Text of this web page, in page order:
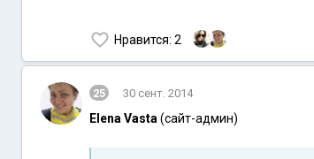
Нравится: 2
25 30 сент. 2014
Elena Vasta (сайт-админ)